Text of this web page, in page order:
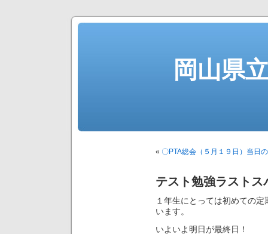
岡山県
« 〇PTA総会（５月１９日）当日
テスト勉強ラストス
１年生にとっては初めての
います。
いよいよ明日が最終日！